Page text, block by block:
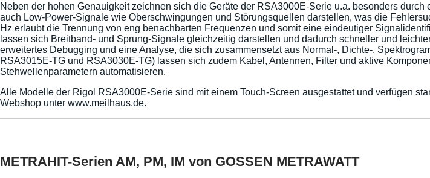
Neben der hohen Genauigkeit zeichnen sich die Geräte der RSA3000E-Serie u.a. besonders
auch Low-Power-Signale wie Oberschwingungen und Störungsquellen darstellen, was die
Hz erlaubt die Trennung von eng benachbarten Frequenzen und somit eine eindeutiger
lassen sich Breitband- und Sprung-Signale gleichzeitig darstellen und dadurch schneller und
erweitertes Debugging und eine Analyse, die sich zusammensetzt aus Normal-, Dichte-,
RSA3015E-TG und RSA3030E-TG) lassen sich zudem Kabel, Antennen, Filter und aktive
Stehwellenparametern automatisieren.
Alle Modelle der Rigol RSA3000E-Serie sind mit einem Touch-Screen ausgestattet und verfügen
Webshop unter www.meilhaus.de.
METRAHIT-Serien AM, PM, IM von GOSSEN METRAWATT